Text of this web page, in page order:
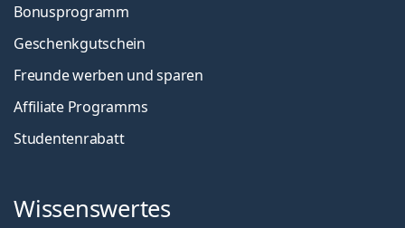
Bonusprogramm
Geschenkgutschein
Freunde werben und sparen
Affiliate Programms
Studentenrabatt
Wissenswertes